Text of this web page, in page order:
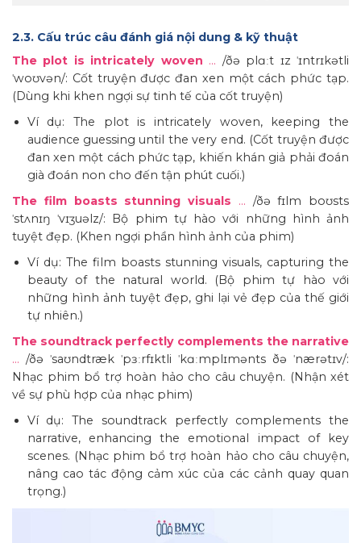
2.3. Cấu trúc câu đánh giá nội dung & kỹ thuật
The plot is intricately woven … /ðə plɑːt ɪz ˈɪntrɪkətli
ˈwoʊvən/: Cốt truyện được đan xen một cách phức tạp.
(Dùng khi khen ngợi sự tinh tế của cốt truyện)
Ví dụ: The plot is intricately woven, keeping the
audience guessing until the very end. (Cốt truyện được
đan xen một cách phức tạp, khiến khán giả phải đoán
già đoán non cho đến tận phút cuối.)
The film boasts stunning visuals … /ðə fɪlm boʊsts
ˈstʌnɪŋ ˈvɪʒuəlz/: Bộ phim tự hào với những hình ảnh
tuyệt đẹp. (Khen ngợi phần hình ảnh của phim)
Ví dụ: The film boasts stunning visuals, capturing the
beauty of the natural world. (Bộ phim tự hào với
những hình ảnh tuyệt đẹp, ghi lại vẻ đẹp của thế giới
tự nhiên.)
The soundtrack perfectly complements the narrative
… /ðə ˈsaʊndtræk ˈpɜːrfɪktli ˈkɑːmplɪmənts ðə ˈnærətɪv/:
Nhạc phim bổ trợ hoàn hảo cho câu chuyện. (Nhận xét
về sự phù hợp của nhạc phim)
Ví dụ: The soundtrack perfectly complements the
narrative, enhancing the emotional impact of key
scenes. (Nhạc phim bổ trợ hoàn hảo cho câu chuyện,
nâng cao tác động cảm xúc của các cảnh quay quan
trọng.)